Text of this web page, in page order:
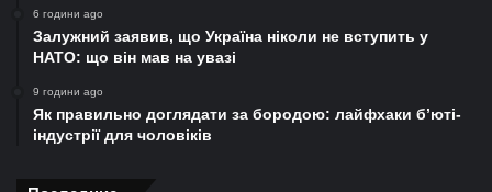
6 години ago
Залужний заявив, що Україна ніколи не вступить у
НАТО: що він мав на увазі
9 години ago
Як правильно доглядати за бородою: лайфхаки б’юті-
індустрії для чоловіків